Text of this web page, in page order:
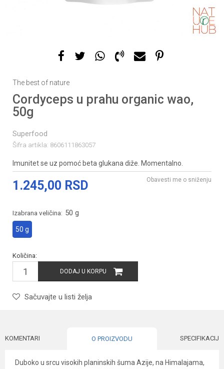
The best of nature
Cordyceps u prahu organic wao,
50g
Superfood
Šifra artikla: 8606111863057
Imunitet se uz pomoć beta glukana diže. Momentalno.
1.245,00 RSD Obavesti me o sniženju
Izabrana veličina: 50 g
50 g
Količina:
DODAJ U KORPU
Sačuvajte u listi želja
KOMENTARI O PROIZVODU SPECIFIKACIJA
Duboko u srcu visokih planinskih šuma Azije, na Himalajama,